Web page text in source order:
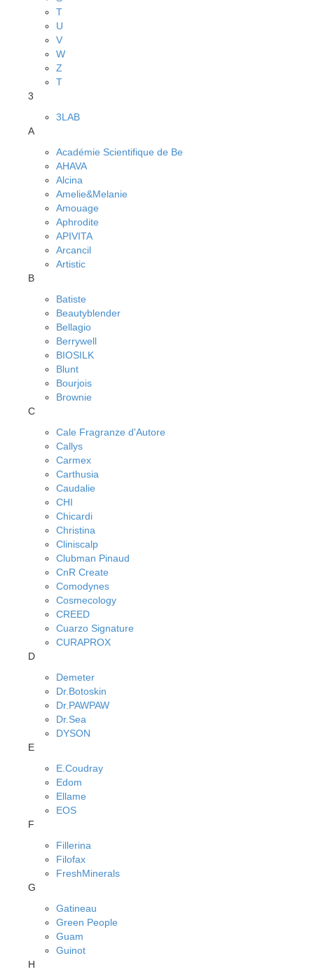
T
U
V
W
Z
Т
3
3LAB
A
Académie Scientifique de Be
AHAVA
Alcina
Amelie&Melanie
Amouage
Aphrodite
APIVITA
Arcancil
Artistic
B
Batiste
Beautyblender
Bellagio
Berrywell
BIOSILK
Blunt
Bourjois
Brownie
C
Cale Fragranze d'Autore
Callys
Carmex
Carthusia
Caudalie
CHI
Chicardi
Christina
Cliniscalp
Clubman Pinaud
CnR Create
Comodynes
Cosmecology
CREED
Cuarzo Signature
CURAPROX
D
Demeter
Dr.Botoskin
Dr.PAWPAW
Dr.Sea
DYSON
E
E.Coudray
Edom
Ellame
EOS
F
Fillerina
Filofax
FreshMinerals
G
Gatineau
Green People
Guam
Guinot
H